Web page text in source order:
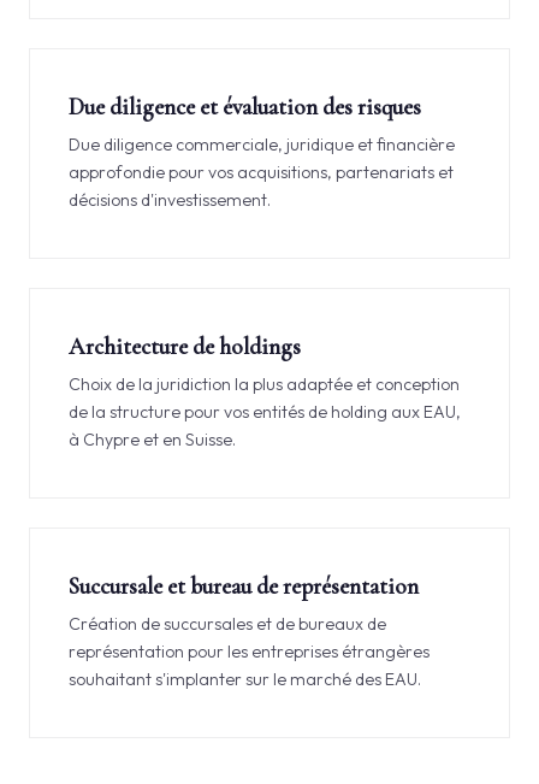
Due diligence et évaluation des risques
Due diligence commerciale, juridique et financière
approfondie pour vos acquisitions, partenariats et
décisions d'investissement.
Architecture de holdings
Choix de la juridiction la plus adaptée et conception
de la structure pour vos entités de holding aux EAU,
à Chypre et en Suisse.
Succursale et bureau de représentation
Création de succursales et de bureaux de
représentation pour les entreprises étrangères
souhaitant s'implanter sur le marché des EAU.